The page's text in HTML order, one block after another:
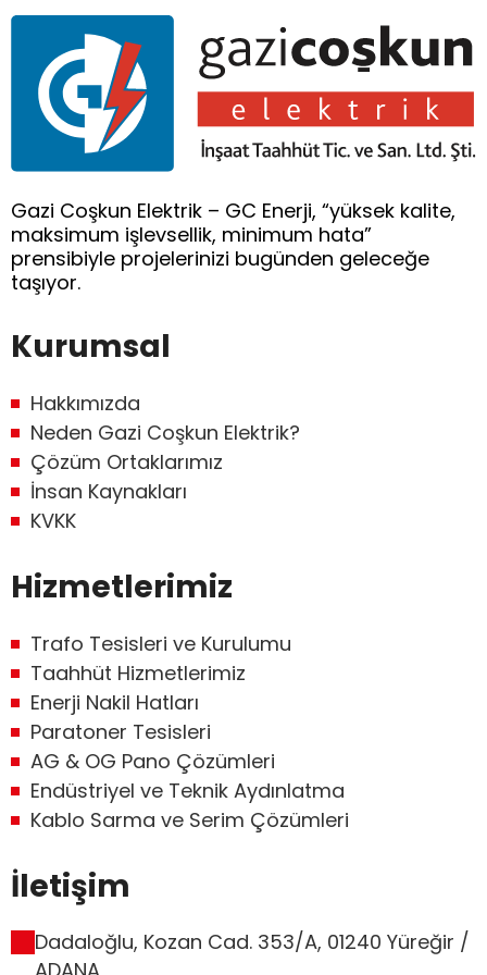
Gazi Coşkun Elektrik – GC Enerji, “yüksek kalite,
maksimum işlevsellik, minimum hata”
prensibiyle projelerinizi bugünden geleceğe
taşıyor.
Kurumsal
Hakkımızda
Neden Gazi Coşkun Elektrik?
Çözüm Ortaklarımız
İnsan Kaynakları
KVKK
Hizmetlerimiz
Trafo Tesisleri ve Kurulumu
Taahhüt Hizmetlerimiz
Enerji Nakil Hatları
Paratoner Tesisleri
AG & OG Pano Çözümleri
Endüstriyel ve Teknik Aydınlatma
Kablo Sarma ve Serim Çözümleri
İletişim
Dadaloğlu, Kozan Cad. 353/A, 01240 Yüreğir /